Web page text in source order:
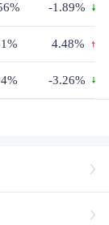
-1.89%
4.48%
-3.26%